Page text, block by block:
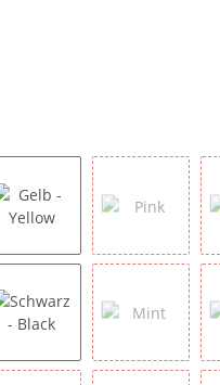
Gelb - Yellow Pink
Schwarz - BlackMint